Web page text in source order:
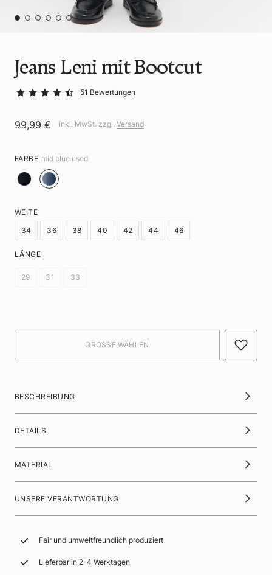
Jeans Leni mit Bootcut
51 Bewertungen
99,99 € inkl. MwSt. zzgl. Versand
FARBE mid blue used
WEITE
34
36 38 40 42 44 46
LÄNGE
29 31 33
BESCHREIBUNG
DETAILS
MATERIAL
UNSERE VERANTWORTUNG
Fair und umweltfreundlich produziert
Lieferbar in 2-4 Werktagen